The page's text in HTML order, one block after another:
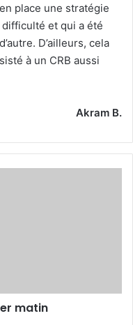
place une stratégie
difficulté et qui a été
D’ailleurs, cela
à un CRB aussi
Akram B.
matin